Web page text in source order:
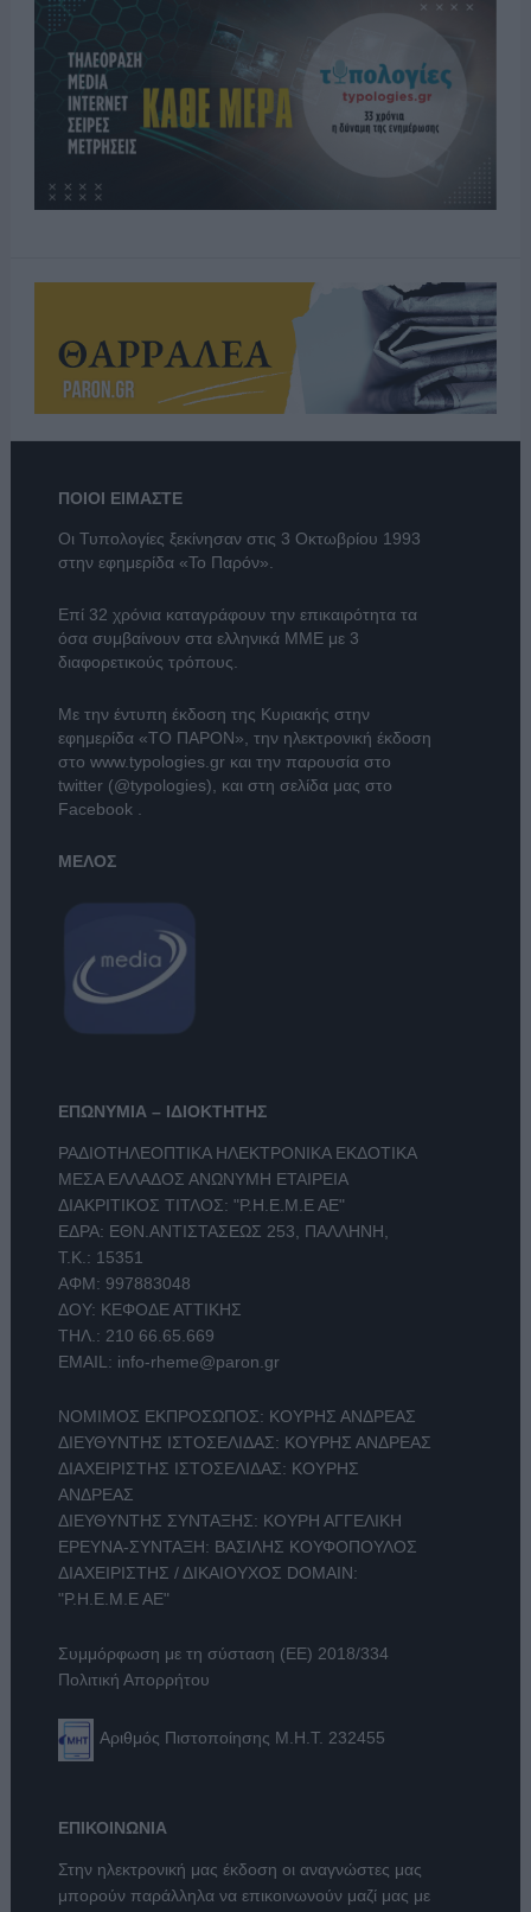
ΠΟΙΟΙ ΕΙΜΑΣΤΕ
Οι Τυπολογίες ξεκίνησαν στις 3 Οκτωβρίου 1993
στην εφημερίδα «Το Παρόν».
Επί 32 χρόνια καταγράφουν την επικαιρότητα τα
όσα συμβαίνουν στα ελληνικά ΜΜΕ με 3
διαφορετικούς τρόπους.
Με την έντυπη έκδοση της Κυριακής στην
εφημερίδα «ΤΟ ΠΑΡΟΝ» , την ηλεκτρονική έκδοση
στο www.typologies.grκαι την παρουσία στο
twitter (@typologies) , και στη σελίδα μας στο
Facebook
ΜΕΛΟΣ
ΕΠΩΝΥΜΙΑ – ΙΔΙΟΚΤΗΤΗΣ
ΡΑΔΙΟΤΗΛΕΟΠΤΙΚΑ ΗΛΕΚΤΡΟΝΙΚΑ ΕΚΔΟΤΙΚΑ
ΜΕΣΑ ΕΛΛΑΔΟΣ ΑΝΩΝΥΜΗ ΕΤΑΙΡΕΙΑ
ΔΙΑΚΡΙΤΙΚΟΣ ΤΙΤΛΟΣ: "Ρ.Η.Ε.Μ.Ε ΑΕ"
ΕΔΡΑ: ΕΘΝ.ΑΝΤΙΣΤΑΣΕΩΣ 253, ΠΑΛΛΗΝΗ,
Τ.Κ.: 15351
ΑΦΜ: 997883048
ΔΟΥ: ΚΕΦΟΔΕ ΑΤΤΙΚΗΣ
ΤΗΛ.: 210 66.65.669
EMAIL: info-rheme@paron.gr
ΝΟΜΙΜΟΣ ΕΚΠΡΟΣΩΠΟΣ: ΚΟΥΡΗΣ ΑΝΔΡΕΑΣ
ΔΙΕΥΘΥΝΤΗΣ ΙΣΤΟΣΕΛΙΔΑΣ: ΚΟΥΡΗΣ ΑΝΔΡΕΑΣ
ΔΙΑΧΕΙΡΙΣΤΗΣ ΙΣΤΟΣΕΛΙΔΑΣ: ΚΟΥΡΗΣ
ΑΝΔΡΕΑΣ
ΔΙΕΥΘΥΝΤΗΣ ΣΥΝΤΑΞΗΣ: ΚΟΥΡΗ ΑΓΓΕΛΙΚΗ
ΕΡΕΥΝΑ-ΣΥΝΤΑΞΗ: ΒΑΣΙΛΗΣ ΚΟΥΦΟΠΟΥΛΟΣ
ΔΙΑΧΕΙΡΙΣΤΗΣ / ΔΙΚΑΙΟΥΧΟΣ DOMAIN:
"Ρ.Η.Ε.Μ.Ε ΑΕ"
Συμμόρφωση με τη σύσταση (ΕΕ) 2018/334
Πολιτική Απορρήτου
Αριθμός Πιστοποίησης Μ.Η.Τ. 232455
ΕΠΙΚΟΙΝΩΝΙΑ
Στην ηλεκτρονική μας έκδοση οι αναγνώστες μας
μπορούν παράλληλα να επικοινωνούν μαζί μας με